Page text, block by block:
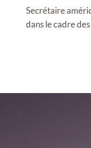
de
l’article
Secrétaire
dans le cadre